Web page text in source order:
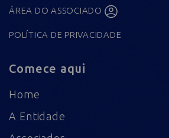
ÁREA DO ASSOCIADO
POLÍTICA DE PRIVACIDADE
Comece aqui
Home
A Entidade